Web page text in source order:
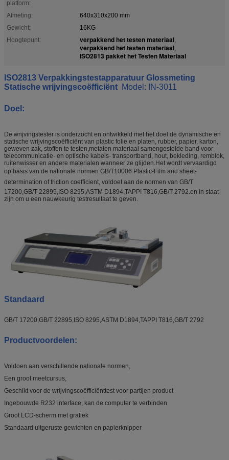
platform:
Afmeting:
640x310x200 mm
Gewicht:
16KG
Hoogtepunt:
verpakkend het testen materiaal,
verpakkend het testen materiaal,
ISO2813 pakket het Testen Materiaal
ISO2813 Verpakkingstestapparatuur Glossmeting
Statische wrijvingscoëfficiënt Model: IN-3011
Doel:
De wrijvingstester is onderzocht en ontwikkeld met het doel de dynamische en
statische wrijvingscoëfficiënt van plastic folie en platen, rubber, papier, karton,
geweven zak, stoffen te testen,metalen materiaal samengestelde band voor
telecommunicatie- en optische kabels- transportband, hout, bekleding, remblok,
ruitenwisser en andere materialen wanneer ze glijden.Het wordt vervaardigd
op basis van de nationale normen GB/T10006 Plastic-Film and sheet-
determination of friction coefficient, voldoet aan de normen van GB/T
17200,GB/T 22895,ISO 8295,ASTM D1894,TAPPI T816,GB/T 2792.en in staat
zijn om u een nauwkeurig testresultaat te geven.
Standaard
GB/T 17200,GB/T 22895,ISO 8295,ASTM D1894,TAPPI T816,GB/T 2792
Productvoordelen:
Voldoen aan verschillende nationale normen,
Een groot meetcursus,
Geschikt voor de wrijvingscoëfficiënttest voor partijen product
Ingebouwde R232 interface, kan de computer te verbinden
Groot LCD-scherm met grafiek
Standaard uitgeruste gewichten en papierknipper